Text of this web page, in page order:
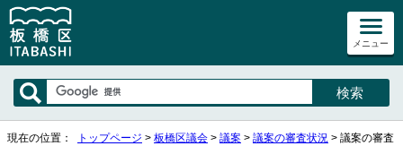
メニュー
現在の位置： トップページ > 板橋区議会 > 議案 > 議案の審査状況 > 議案の審査